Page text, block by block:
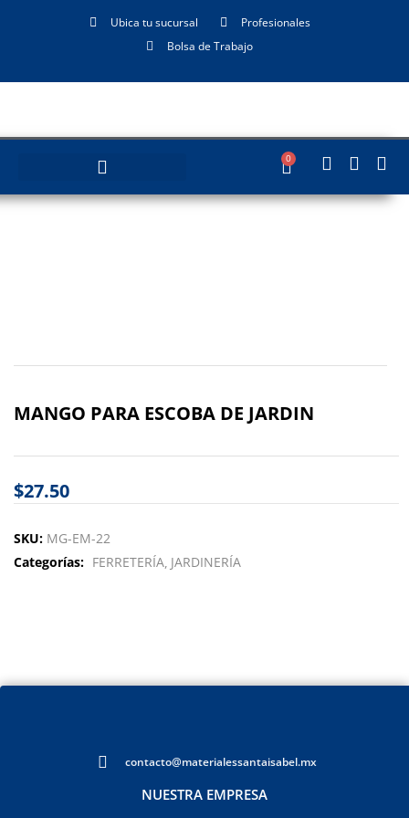
Ubica tu sucursal
Profesionales
Bolsa de Trabajo
0
MANGO PARA ESCOBA DE JARDIN
$27.50
SKU: MG-EM-22
Categorías: FERRETERÍA JARDINERÍA
contacto@materialessantaisabel.mx
NUESTRA EMPRESA